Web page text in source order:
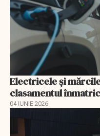
Electricele și
clasamentul
04 IUNIE 2026